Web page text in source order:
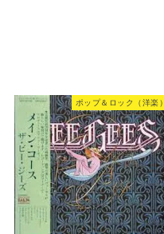
ポップ＆ロック（洋楽）